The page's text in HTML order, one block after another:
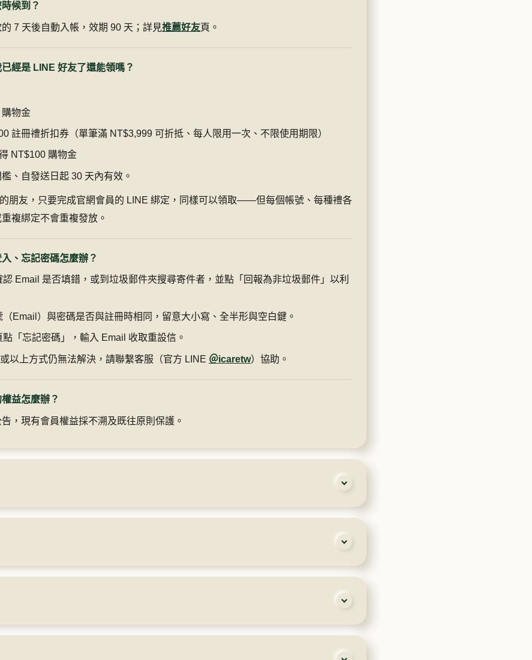
候到？
7 天後自動入帳，效期 90 天；詳見推薦好友頁。
經是 LINE 好友了還能領嗎？
購物金
註冊禮折扣券（單筆滿 NT$3,999 可折抵、每人限用一次、不限使用期限）
得 NT$100 購物金
、自發送日起 30 天內有效。
朋友，只要完成官網會員的 LINE 綁定，同樣可以領取——但每個帳號、每種禮各
複綁定不會重複發放。
、忘記密碼怎麼辦？
認 Email 是否填錯，或到垃圾郵件夾搜尋寄件者，並點「回報為非垃圾郵件」以利
（Email）與密碼是否與註冊時相同，留意大小寫、全半形與空白鍵。
點「忘記密碼」，輸入 Email 收取重設信。
以上方式仍無法解決，請聯繫客服（官方 LINE ＠icaretw）協助。
益怎麼辦？
，現有會員權益採不溯及既往原則保護。